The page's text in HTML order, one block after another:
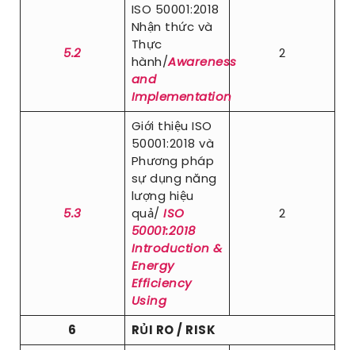
5.2
ISO 50001:2018
Nhận thức và
Thực
hành/Awareness
and
Implementation
2
5.3
Giới thiệu ISO
50001:2018 và
Phương pháp
sự dụng năng
lượng hiệu
quả/ ISO
50001:2018
Introduction &
Energy
Efficiency
Using
2
6 RỦI RO / RISK